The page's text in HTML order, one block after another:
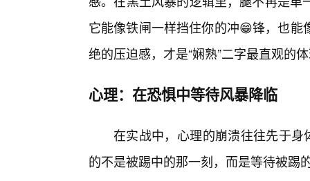
它能像铁闸一样挡住你的冲😁锋，也
绝的压迫感，才是“娴熟”二字最直观的
心理：在恐惧中等待风暴降临
在实战中，心理的崩溃往往先于身
的不是被踢中的那一刻，而是等待被踢